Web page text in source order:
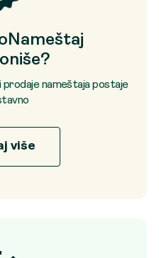
prodaje nameštaja postaje
više